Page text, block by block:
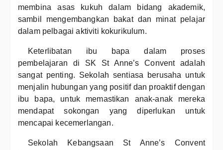
membina asas kukuh dalam bidang akademik,
sambil mengembangkan bakat dan minat pelajar
dalam pelbagai aktiviti kokurikulum.
Keterlibatan ibu bapa dalam proses
pembelajaran di SK St Anne’s Convent adalah
sangat penting. Sekolah sentiasa berusaha untuk
menjalin hubungan yang positif dan proaktif dengan
ibu bapa, untuk memastikan anak-anak mereka
mendapat sokongan yang diperlukan untuk
mencapai kecemerlangan.
Sekolah Kebangsaan St Anne’s Convent